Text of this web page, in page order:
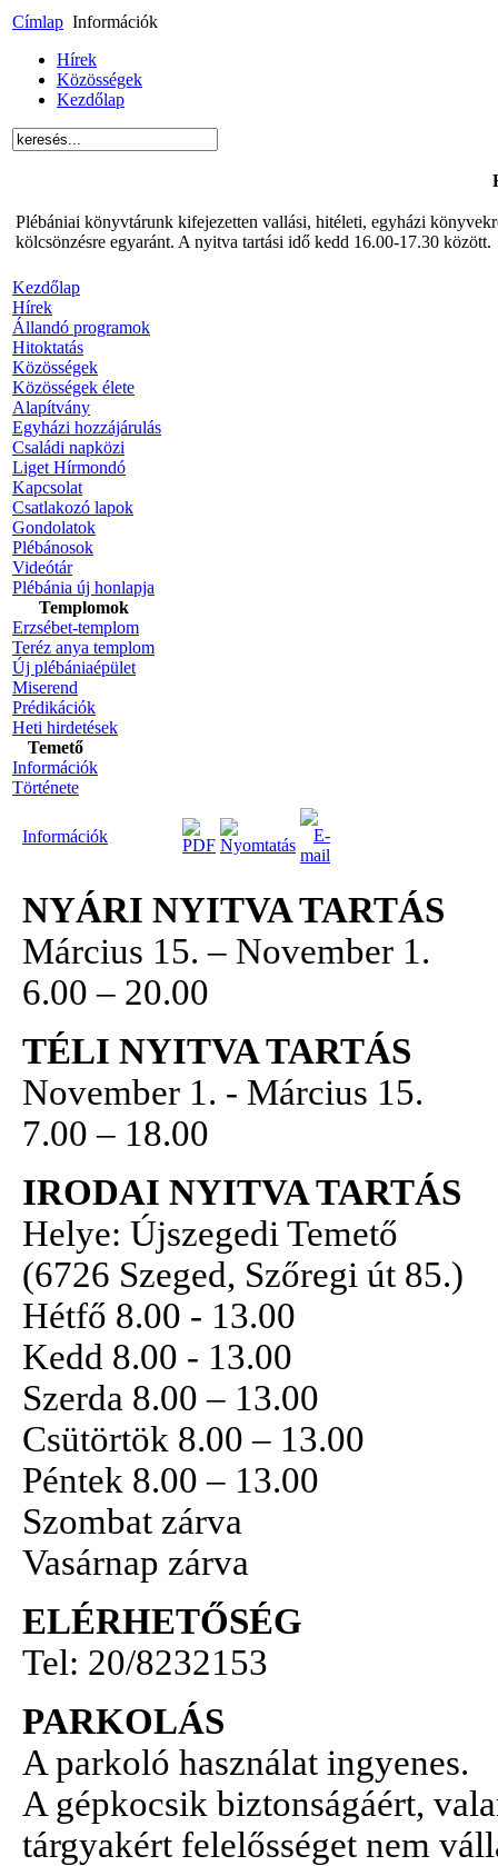
Címlap Információk
Hírek
Közösségek
Kezdőlap
Plébániai könyvtárunk kifejezetten vallási, hitéleti, egyházi
kölcsönzésre egyaránt. A nyitva tartási idő kedd 16.00-17.30 között.
Kezdőlap
Hírek
Állandó programok
Hitoktatás
Közösségek
Közösségek élete
Alapítvány
Egyházi hozzájárulás
Családi napközi
Liget Hírmondó
Kapcsolat
Csatlakozó lapok
Gondolatok
Plébánosok
Videótár
Plébánia új honlapja
Templomok
Erzsébet-templom
Teréz anya templom
Új plébániaépület
Miserend
Prédikációk
Heti hirdetések
Temető
Információk
Története
Információk
NYÁRI NYITVA TARTÁS
Március 15. – November 1.
6.00 – 20.00
TÉLI NYITVA TARTÁS
November 1. - Március 15.
7.00 – 18.00
IRODAI NYITVA TARTÁS
Helye: Újszegedi Temető
(6726 Szeged, Szőregi út 85.)
Hétfő 8.00 - 13.00
Kedd 8.00 - 13.00
Szerda 8.00 – 13.00
Csütörtök 8.00 – 13.00
Péntek 8.00 – 13.00
Szombat zárva
Vasárnap zárva
ELÉRHETŐSÉG
Tel: 20/8232153
PARKOLÁS
A parkoló használat ingyenes.
A gépkocsik biztonságáért,
tárgyakért felelősséget nem